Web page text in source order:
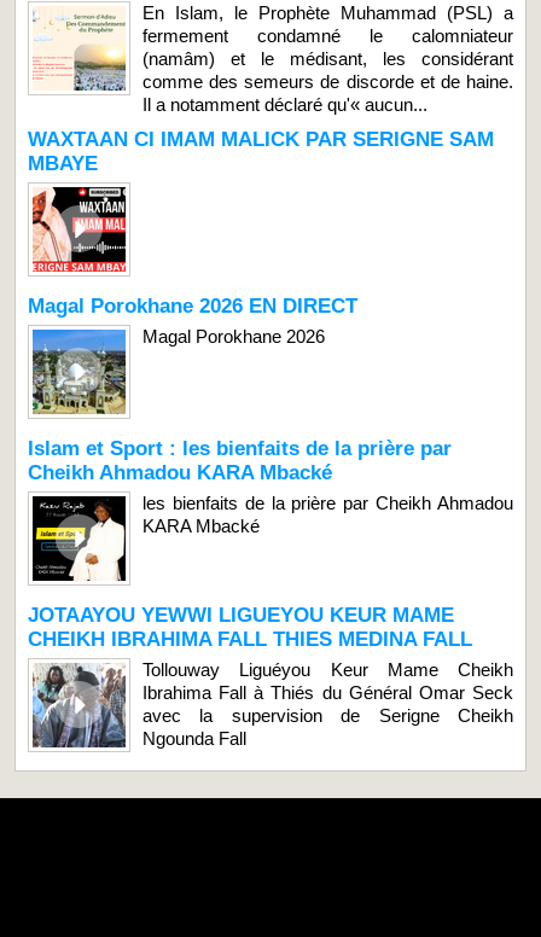
En Islam, le Prophète Muhammad (PSL) a
fermement condamné le calomniateur
(namâm) et le médisant, les considérant
comme des semeurs de discorde et de haine.
Il a notamment déclaré qu'« aucun...
WAXTAAN CI IMAM MALICK PAR SERIGNE SAM
MBAYE
Magal Porokhane 2026 EN DIRECT
Magal Porokhane 2026
Islam et Sport : les bienfaits de la prière par
Cheikh Ahmadou KARA Mbacké
les bienfaits de la prière par Cheikh Ahmadou
KARA Mbacké
JOTAAYOU YEWWI LIGUEYOU KEUR MAME
CHEIKH IBRAHIMA FALL THIES MEDINA FALL
Tollouway Liguéyou Keur Mame Cheikh
Ibrahima Fall à Thiés du Général Omar Seck
avec la supervision de Serigne Cheikh
Ngounda Fall